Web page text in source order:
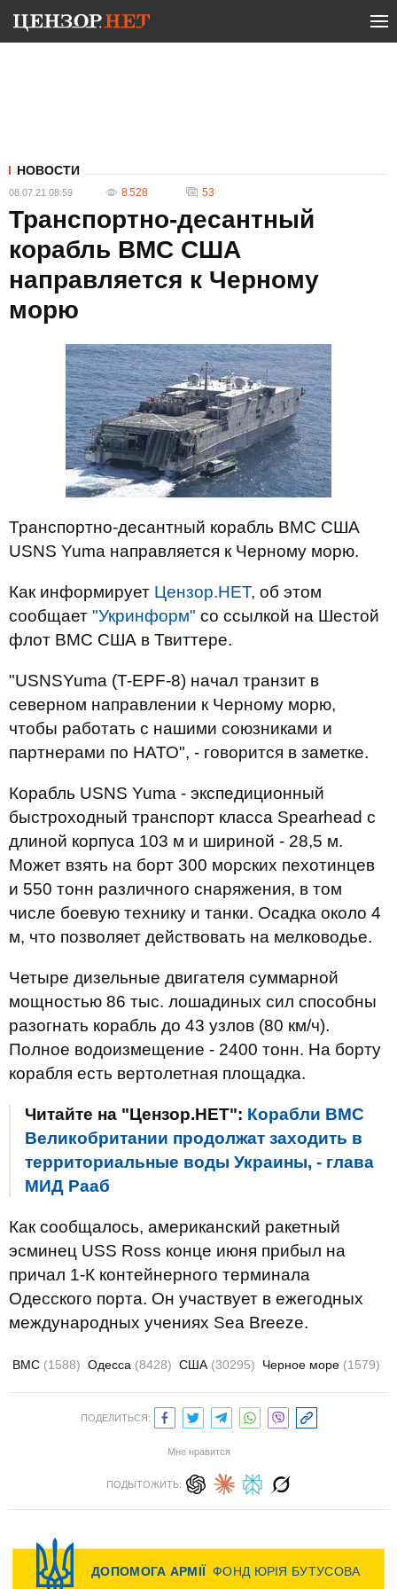
НОВОСТИ
08.07.21 08:59 8 528 53
Транспортно-десантный
корабль ВМС США
направляется к Черному
морю
Транспортно-десантный корабль ВМС США
USNS Yuma направляется к Черному морю.
Как информирует Цензор.НЕТ, об этом
сообщает "Укринформ" со ссылкой на Шестой
флот ВМС США в Твиттере.
"USNSYuma (T-EPF-8) начал транзит в
северном направлении к Черному морю,
чтобы работать с нашими союзниками и
партнерами по НАТО", - говорится в заметке.
Корабль USNS Yuma - экспедиционный
быстроходный транспорт класса Spearhead с
длиной корпуса 103 м и шириной - 28,5 м.
Может взять на борт 300 морских пехотинцев
и 550 тонн различного снаряжения, в том
числе боевую технику и танки. Осадка около 4
м, что позволяет действовать на мелководье.
Четыре дизельные двигателя суммарной
мощностью 86 тыс. лошадиных сил способны
разогнать корабль до 43 узлов (80 км/ч).
Полное водоизмещение - 2400 тонн. На борту
корабля есть вертолетная площадка.
Читайте на "Цензор.НЕТ": Корабли ВМС
Великобритании продолжат заходить в
территориальные воды Украины, - глава
МИД Рааб
Как сообщалось, американский ракетный
эсминец USS Ross конце июня прибыл на
причал 1-К контейнерного терминала
Одесского порта. Он участвует в ежегодных
международных учениях Sea Breeze.
ВМС (1588) Одесса (8428) США (30295) Черное море (1579)
ПОДЕЛИТЬСЯ:
Мне нравится
ПОДЫТОЖИТЬ: